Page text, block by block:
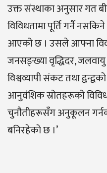
उक्त संस्थाका अनुसार गत
विविधतामा पूर्ति गर्नै
आएको छ । उसले आफ्ना
जनसङ्ख्या वृद्धिदर, जलवायु
विश्वव्यापी संकट तथा
आनुवंशिक स्रोतहरूको
चुनौतीहरूसँग अनुकूलन
बनिरहेको छ ।’